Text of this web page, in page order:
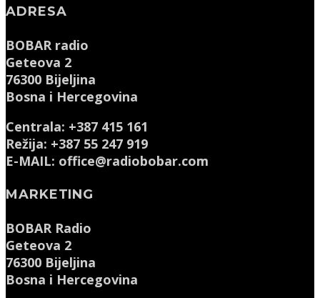
ADRESA
BOBAR radio
Geteova 2
76300 Bijeljina
Bosna i Hercegovina
Centrala: +387 415 161
Režija: +387 55 247 919
E-MAIL: office@radiobobar.com
MARKETING
BOBAR Radio
Geteova 2
76300 Bijeljina
Bosna i Hercegovina